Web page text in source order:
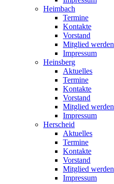
Heimbach
Termine
Kontakte
Vorstand
Mitglied werden
Impressum
Heinsberg
Aktuelles
Termine
Kontakte
Vorstand
Mitglied werden
Impressum
Herscheid
Aktuelles
Termine
Kontakte
Vorstand
Mitglied werden
Impressum